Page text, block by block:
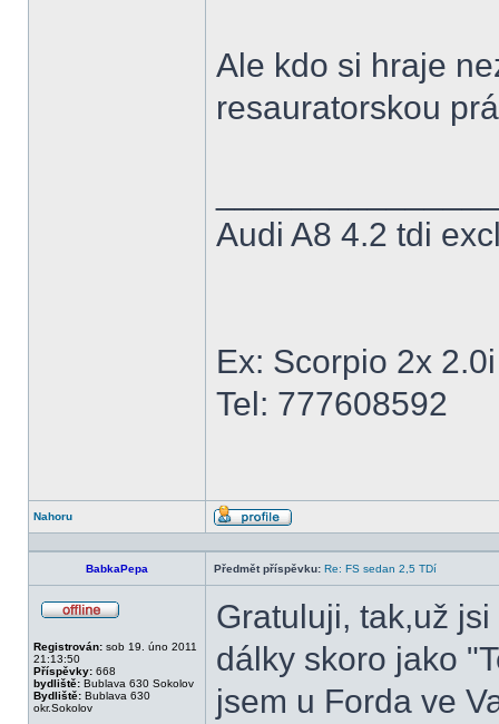
Ale kdo si hraje
resauratorskou
Audi A8 4.2 tdi
Ex: Scorpio 2x
Tel: 777608592
Nahoru
Profil
BabkaPepa Předmět příspěvku: Re: FS sedan 2,5 TDí
Registrován: sob 19. úno 2011
21:13:50
Příspěvky: 668
bydliště: Bublava 630 Sokolov
Bydliště: Bublava 630
okr.Sokolov
Gratuluji, tak,už
dálky skoro jako
jsem u Forda ve